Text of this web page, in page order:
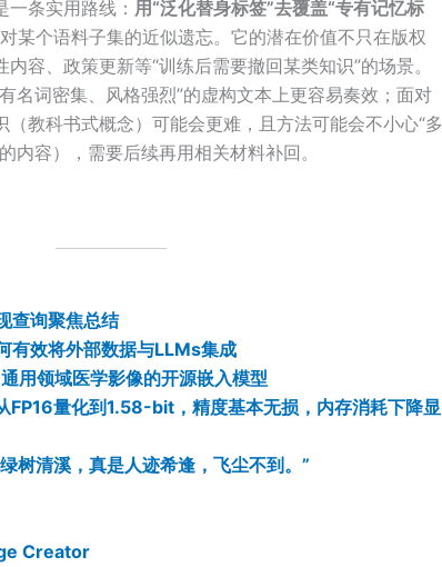
条实用路线： 用“泛化替身标签”去覆盖“专有记忆标
某个语料子集的近似遗忘。它的潜在价值不只在版权
容、政策更新等“训练后需要撤回某类知识”的场景。
名词密集、风格强烈”的虚构文本上更容易奏效；面对
教科书式概念）可能会更难，且方法可能会不小心“多
内容），需要后续再用相关材料补回。
查询聚焦总结
有效将外部数据与LLMs集成
用领域医学影像的开源嵌入模型
量化到1.58-bit，精度基本无损，内存消耗下降显
树清溪，真是人迹希逢，飞尘不到。”
Creator